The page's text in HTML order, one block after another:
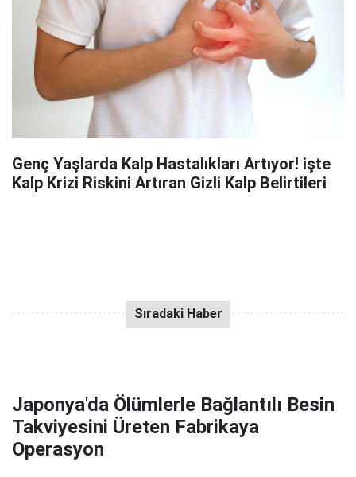
Genç Yaşlarda Kalp Hastalıkları Artıyor! işte
Kalp Krizi Riskini Artıran Gizli Kalp Belirtileri
Japonya'da Ölümlerle Bağlantılı Besin
Takviyesini Üreten Fabrikaya
Operasyon